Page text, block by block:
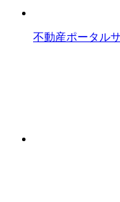
不動産ポータル